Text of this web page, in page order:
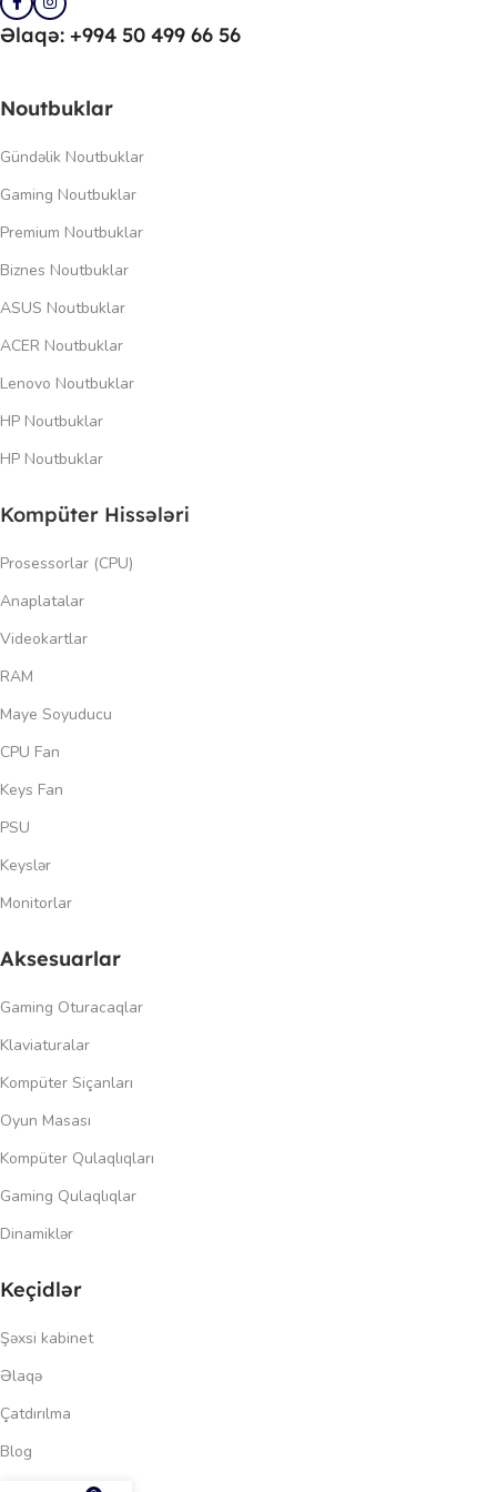
Əlaqə: +994 50 499 66 56
Noutbuklar
Gündəlik Noutbuklar
Gaming Noutbuklar
Premium Noutbuklar
Biznes Noutbuklar
ASUS Noutbuklar
ACER Noutbuklar
Lenovo Noutbuklar
HP Noutbuklar
HP Noutbuklar
Kompüter Hissələri
Prosessorlar (CPU)
Anaplatalar
Videokartlar
RAM
Maye Soyuducu
CPU Fan
Keys Fan
PSU
Keyslər
Monitorlar
Aksesuarlar
Gaming Oturacaqlar
Klaviaturalar
Kompüter Siçanları
Oyun Masası
Kompüter Qulaqlıqları
Gaming Qulaqlıqlar
Dinamiklər
Keçidlər
Şəxsi kabinet
Əlaqə
Çatdırılma
Blog